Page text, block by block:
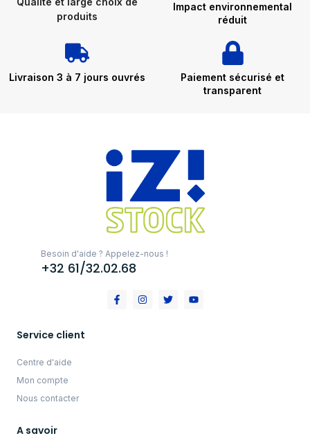
produits
Impact environnemental
réduit
Livraison 3 à 7 jours ouvrés
Paiement sécurisé et
transparent
Besoin d'aide ? Appelez-nous !
+32 61/32.02.68
Service client
Centre d'aide
Mon compte
Nous contacter
A savoir